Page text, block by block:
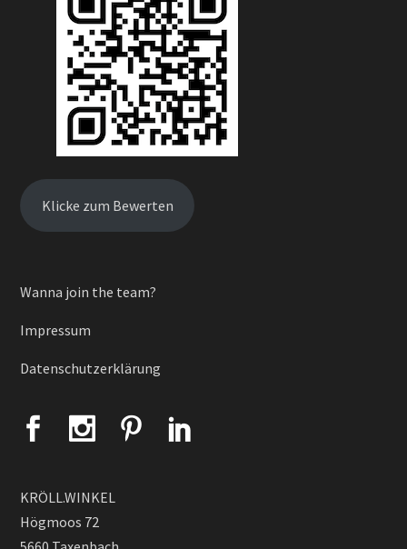
Klicke zum Bewerten
Wanna join the team?
Impressum
Datenschutzerklärung
KRÖLL.WINKEL
Högmoos 72